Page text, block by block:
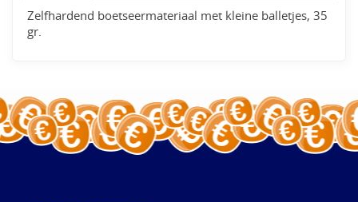
Zelfhardend boetseermateriaal met kleine balletjes, 35
gr.